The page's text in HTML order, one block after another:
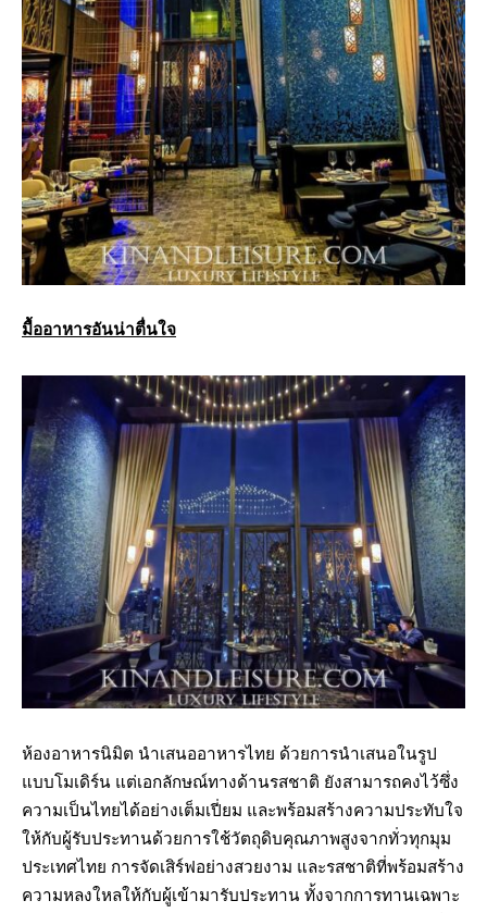
มื้ออาหารอันน่าตื่นใจ
ห้องอาหารนิมิต นำเสนออาหารไทย ด้วยการนำเสนอในรูป
แบบโมเดิร์น แต่เอกลักษณ์ทางด้านรสชาติ ยังสามารถคงไว้ซึ่ง
ความเป็นไทยได้อย่างเต็มเปี่ยม และพร้อมสร้างความประทับใจ
ให้กับผู้รับประทานด้วยการใช้วัตถุดิบคุณภาพสูงจากทั่วทุกมุม
ประเทศไทย การจัดเสิร์ฟอย่างสวยงาม และรสชาติที่พร้อมสร้าง
ความหลงใหลให้กับผู้เข้ามารับประทาน ทั้งจากการทานเฉพาะ